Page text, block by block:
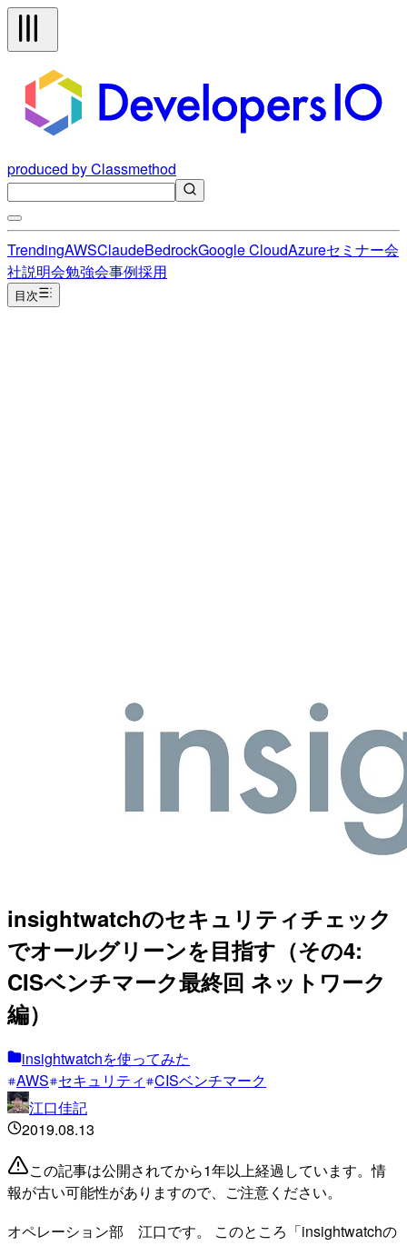
produced by Classmethod
TrendingAWSClaudeBedrockGoogle CloudAzureセミナー会
社説明会勉強会事例採用
目次
insightwatchのセキュリティチェック
でオールグリーンを目指す（その4:
CISベンチマーク最終回 ネットワーク
編）
insightwatchを使ってみた
AWS セキュリティ CISベンチマーク
江口佳記
2019.08.13
この記事は公開されてから1年以上経過しています。情
報が古い可能性がありますので、ご注意ください。
オペレーション部 江口です。 このところ「insightwatchの